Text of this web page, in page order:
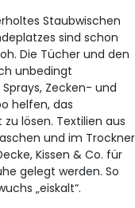
Staubwischen
sind schon
Die Tücher und den
unbedingt
Zecken- und
helfen, das
lösen. Textilien aus
und im Trockner
Kissen & Co. für
gelegt werden. So
„eiskalt“.